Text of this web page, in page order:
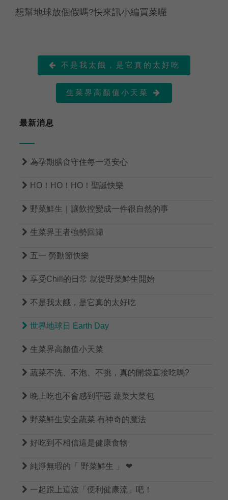
想幫地球放個假嗎?快來訊小編買菜囉
 不是我太餓，是它真的太好吃
生菜界高顏值小天菜 
最新消息
 為孕期膳食守住每一道安心
 HO！HO！HO！聖誕快樂
 野菜鮮生｜讓飲控變成一件很自然的事
 生菜界王者強勢回歸
 五一 勞動節快樂
 享受Chill的日常 就從野菜鮮生開始
 不是我太餓，是它真的太好吃
 世界地球日 Earth Day
 生菜界高顏值小天菜
 蔬菜不洗、不泡、不挑，真的開袋直接吃嗎?
 晚上吃也不會感到罪惡 蔬菜大菜包
 野菜鮮生安全蔬菜 有神奇的魔法
 好吃到不相信這是健康食物
 純淨無瑕的「 野菜鮮生 」 ❤
 一起跟上這波「便利健康流」吧！